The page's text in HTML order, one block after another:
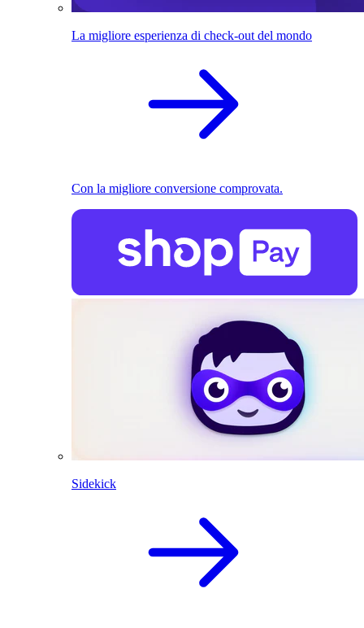
La migliore esperienza di check-out del mondo
Con la migliore conversione comprovata.
Sidekick